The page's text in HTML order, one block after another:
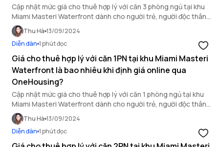
Cập nhật mức giá cho thuê hợp lý với căn 3 phòng ngủ tại khu
Miami Masteri Waterfront dành cho người trẻ, người độc thân
khi định giá online qua OneHousing
Thu Hà 13/09/2024
Diễn đàn 1 phút đọc
Giá cho thuê hợp lý với căn 1PN tại khu Miami Masteri
Waterfront là bao nhiêu khi định giá online qua
OneHousing?
Cập nhật mức giá cho thuê hợp lý với căn 1 phòng ngủ tại khu
Miami Masteri Waterfront dành cho người trẻ, người độc thân
khi định giá online qua OneHousing.
Thu Hà 13/09/2024
Diễn đàn 1 phút đọc